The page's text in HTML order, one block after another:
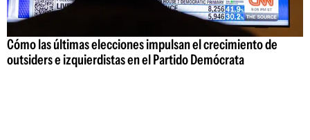
Cómo las últimas elecciones impulsan el crecimiento de
outsiders e izquierdistas en el Partido Demócrata